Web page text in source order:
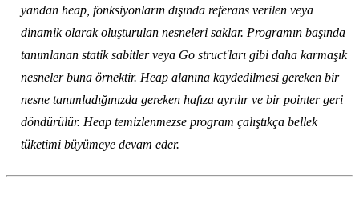
yandan heap, fonksiyonların dışında referans verilen veya
dinamik olarak oluşturulan nesneleri saklar. Programın başında
tanımlanan statik sabitler veya Go struct'ları gibi daha karmaşık
nesneler buna örnektir. Heap alanına kaydedilmesi gereken bir
nesne tanımladığınızda gereken hafıza ayrılır ve bir pointer geri
döndürülür. Heap temizlenmezse program çalıştıkça bellek
tüketimi büyümeye devam eder.